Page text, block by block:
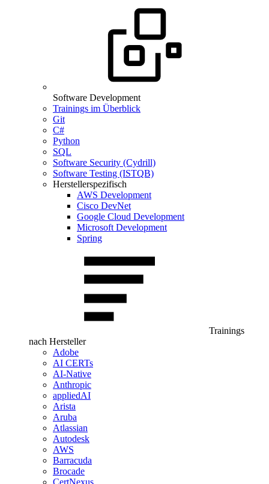
Software Development
Trainings im Überblick
Git
C#
Python
SQL
Software Security (Cydrill)
Software Testing (ISTQB)
Herstellerspezifisch
AWS Development
Cisco DevNet
Google Cloud Development
Microsoft Development
Spring
Trainings
nach Hersteller
Adobe
AI CERTs
AI-Native
Anthropic
appliedAI
Arista
Aruba
Atlassian
Autodesk
AWS
Barracuda
Brocade
CertNexus